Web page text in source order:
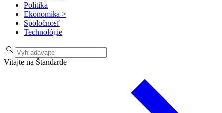
Politika
Ekonomika >
Spoločnosť
Technológie
Vitajte na Štandarde